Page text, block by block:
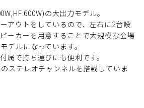
の大出力モデル。
アウトをしているので、左右に2台設
ーカーを用意することで大規模な会場
デルになっています。
属で持ち運びにも便利です。
ステレオチャンネルを搭載していま